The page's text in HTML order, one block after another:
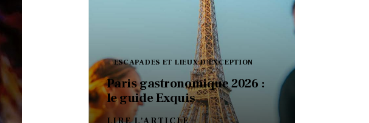
ESCAPADES ET LIEUX D'EXCEPTION
Paris gastronomique 2026 :
le guide Exquis
LIRE L'ARTICLE